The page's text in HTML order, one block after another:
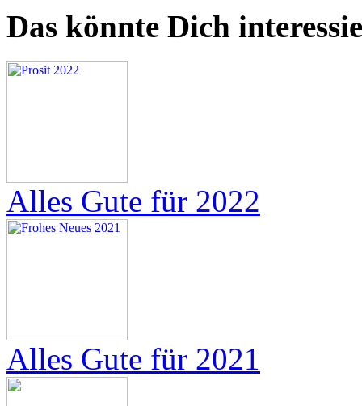
Das könnte Dich
Alles Gute für 2022
Alles Gute für 2021